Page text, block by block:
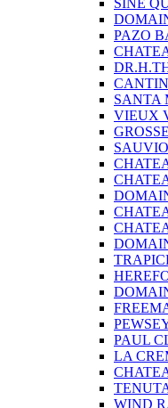
SINE
PAZO
SANTA
VIEUX
PAUL
LA
WIND